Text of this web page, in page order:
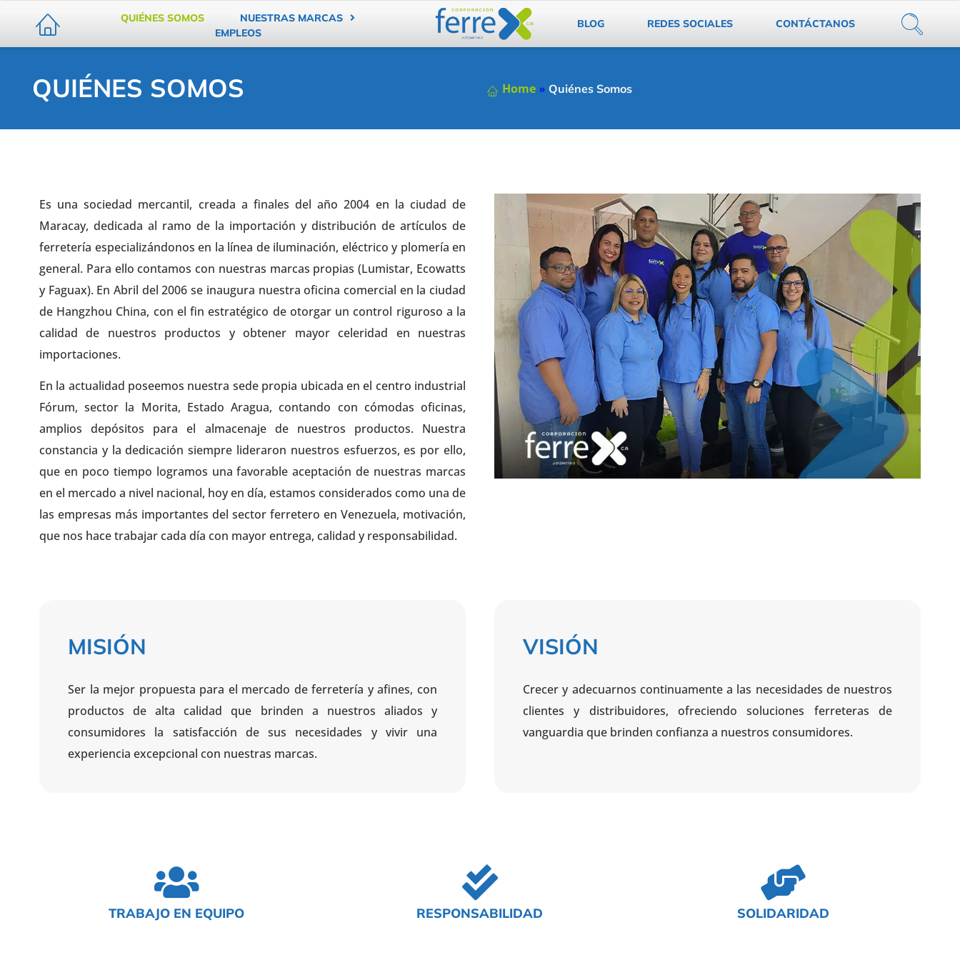
QUIÉNES SOMOS
NUESTRAS MARCAS
EMPLEOS
BLOG REDES SOCIALES CONTÁCTANOS
QUIÉNES SOMOS Home » Quiénes Somos
Es una sociedad mercantil, creada a finales del año 2004 en la ciudad de
Maracay, dedicada al ramo de la importación y distribución de artículos de
ferretería especializándonos en la línea de iluminación, eléctrico y plomería en
general. Para ello contamos con nuestras marcas propias (Lumistar, Ecowatts
y Faguax). En Abril del 2006 se inaugura nuestra oficina comercial en la ciudad
de Hangzhou China, con el fin estratégico de otorgar un control riguroso a la
calidad de nuestros productos y obtener mayor celeridad en nuestras
importaciones.
En la actualidad poseemos nuestra sede propia ubicada en el centro industrial
Fórum, sector la Morita, Estado Aragua, contando con cómodas oficinas,
amplios depósitos para el almacenaje de nuestros productos. Nuestra
constancia y la dedicación siempre lideraron nuestros esfuerzos, es por ello,
que en poco tiempo logramos una favorable aceptación de nuestras marcas
en el mercado a nivel nacional, hoy en día, estamos considerados como una de
las empresas más importantes del sector ferretero en Venezuela, motivación,
que nos hace trabajar cada día con mayor entrega, calidad y responsabilidad.
MISIÓN
Ser la mejor propuesta para el mercado de ferretería y afines, con
productos de alta calidad que brinden a nuestros aliados y
consumidores la satisfacción de sus necesidades y vivir una
experiencia excepcional con nuestras marcas.
VISIÓN
Crecer y adecuarnos continuamente a las necesidades de nuestros
clientes y distribuidores, ofreciendo soluciones ferreteras de
vanguardia que brinden confianza a nuestros consumidores.
TRABAJO EN EQUIPO RESPONSABILIDAD SOLIDARIDAD